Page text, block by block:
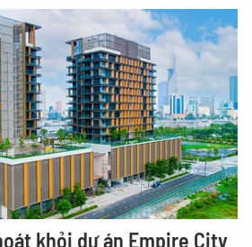
khỏi dự án Empire City